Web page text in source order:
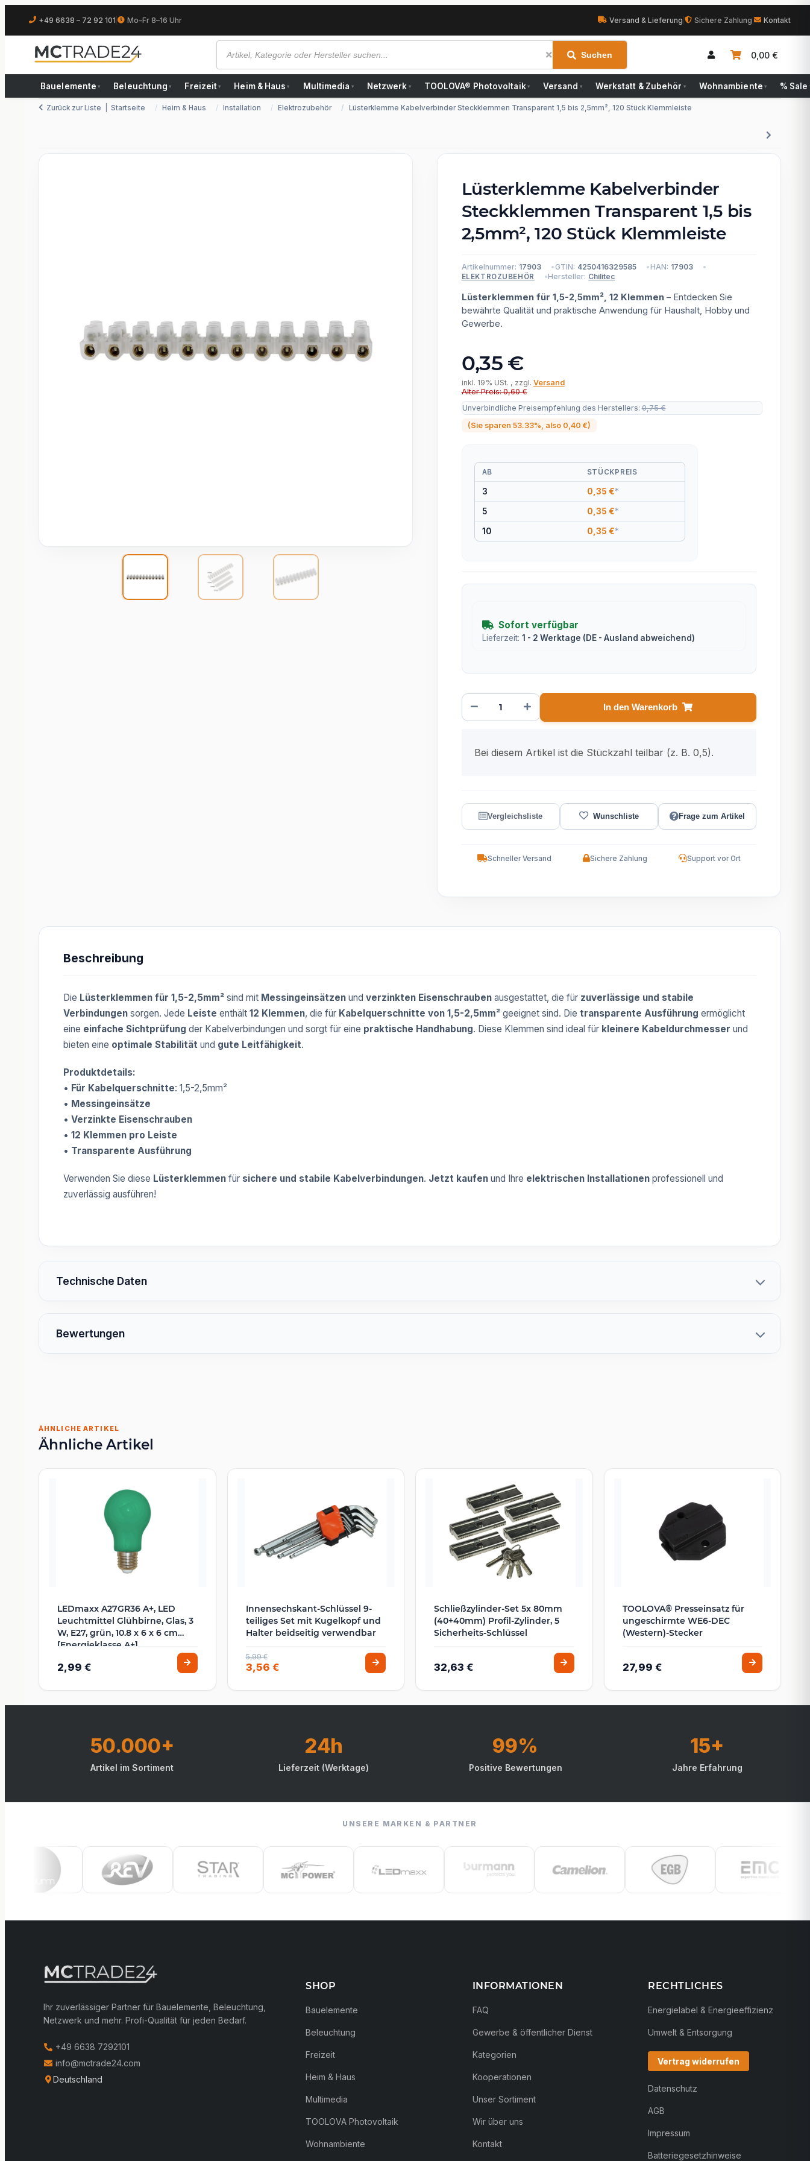
+49 6638 – 72 92 101 Mo–Fr 8–16 Uhr Versand & Lieferung Sichere Zahlung Kontakt
Suchen 0,00 €
Bauelemente ▾ Beleuchtung ▾ Freizeit ▾ Heim & Haus ▾ Multimedia ▾ Netzwerk ▾ TOOLOVA® Photovoltaik ▾ Versand ▾ Werkstatt & Zubehör ▾ Wohnambiente ▾ % Sale
Zurück zur Liste Startseite Heim & Haus Installation Elektrozubehör Lüsterklemme Kabelverbinder Steckklemmen Transparent 1,5 bis 2,5mm², 120 Stück Klemmleiste
Lüsterklemme Kabelverbinder
Steckklemmen Transparent 1,5 bis
2,5mm², 120 Stück Klemmleiste
Artikelnummer: 17903 GTIN: 4250416329585 HAN: 17903
ELEKTROZUBEHÖR Hersteller: Chilitec
Lüsterklemmen für 1,5-2,5mm², 12 Klemmen– Entdecken Sie
bewährte Qualität und praktische Anwendung für Haushalt, Hobby und
Gewerbe.
0,35 €
inkl. 19% USt. , zzgl. Versand
Alter Preis: 0,60 €
Unverbindliche Preisempfehlung des Herstellers:0,75 €
(Sie sparen 53.33% , also 0,40 €)
AB STÜCKPREIS
3 0,35 €*
5 0,35 €*
10 0,35 €*
Sofort verfügbar
Lieferzeit: 1 - 2 Werktage (DE - Ausland abweichend)
In den Warenkorb
Bei diesem Artikel ist die Stückzahl teilbar (z. B. 0,5).
Frage zum Artikel
Schneller Versand Sichere Zahlung Support vor Ort
Beschreibung
Die Lüsterklemmen für 1,5-2,5mm² sind mit Messingeinsätzen und verzinkten Eisenschrauben ausgestattet, die für zuverlässige und stabile
Verbindungen sorgen. Jede Leiste enthält 12 Klemmen, die für Kabelquerschnitte von 1,5-2,5mm² geeignet sind. Die transparente Ausführung ermöglicht
eine einfache Sichtprüfung der Kabelverbindungen und sorgt für eine praktische Handhabung. Diese Klemmen sind ideal für kleinere Kabeldurchmesser und
bieten eine optimale Stabilität und gute Leitfähigkeit.
Produktdetails:
• Für Kabelquerschnitte: 1,5-2,5mm²
• Messingeinsätze
• Verzinkte Eisenschrauben
• 12 Klemmen pro Leiste
• Transparente Ausführung
Verwenden Sie diese Lüsterklemmen für sichere und stabile Kabelverbindungen. Jetzt kaufen und Ihre elektrischen Installationen professionell und
zuverlässig ausführen!
Technische Daten
Bewertungen
ÄHNLICHE ARTIKEL
Ähnliche Artikel
LEDmaxx A27GR36 A+, LED
Leuchtmittel Glühbirne, Glas, 3
W, E27, grün, 10.8 x 6 x 6 cm
[Energieklasse A+]
2,99 €
Innensechskant-Schlüssel 9-
teiliges Set mit Kugelkopf und
Halter beidseitig verwendbar
5,99 €
3,56 €
Schließzylinder-Set 5x 80mm
(40+40mm) Profil-Zylinder, 5
Sicherheits-Schlüssel
32,63 €
TOOLOVA® Presseinsatz für
ungeschirmte WE6-DEC
(Western)-Stecker
27,99 €
50.000+
Artikel im Sortiment
24h
Lieferzeit (Werktage)
99%
Positive Bewertungen
15+
Jahre Erfahrung
UNSERE MARKEN & PARTNER
Ihr zuverlässiger Partner für Bauelemente, Beleuchtung,
Netzwerk und mehr. Profi-Qualität für jeden Bedarf.
+49 6638 7292101
info@mctrade24.com
Deutschland
SHOP
Bauelemente
Beleuchtung
Freizeit
Heim & Haus
Multimedia
TOOLOVA Photovoltaik
Wohnambiente
INFORMATIONEN
FAQ
Gewerbe & öffentlicher Dienst
Kategorien
Kooperationen
Unser Sortiment
Wir über uns
Kontakt
RECHTLICHES
Energielabel & Energieeffizienz
Umwelt & Entsorgung
Vertrag widerrufen
Datenschutz
AGB
Impressum
Batteriegesetzhinweise